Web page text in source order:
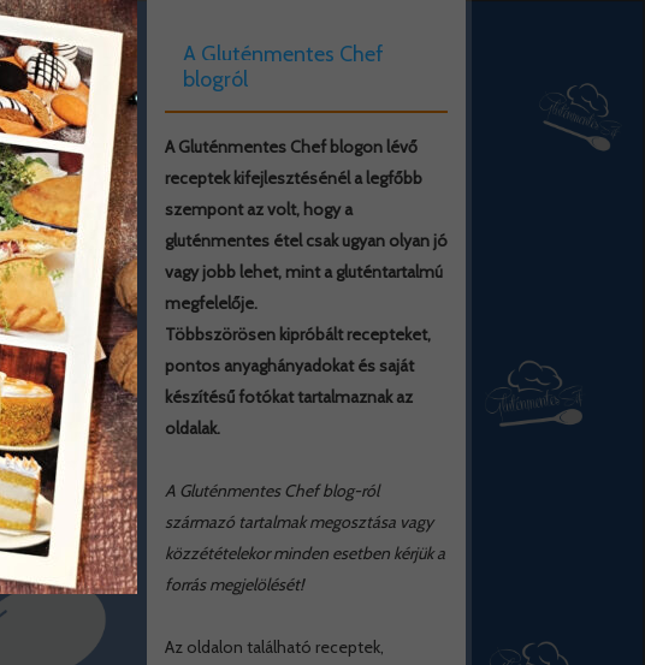
A Gluténmentes Chef
blogról
A Gluténmentes Chef blogon lévő
receptek kifejlesztésénél a legfőbb
szempont az volt, hogy a
gluténmentes étel csak ugyan olyan jó
vagy jobb lehet, mint a gluténtartalmú
megfelelője.
Többszörösen kipróbált recepteket,
pontos anyaghányadokat és saját
készítésű fotókat tartalmaznak az
oldalak.
A Gluténmentes Chef blog-ról
származó tartalmak megosztása vagy
közzétételekor minden esetben kérjük a
forrás megjelölését!
Az oldalon található receptek,